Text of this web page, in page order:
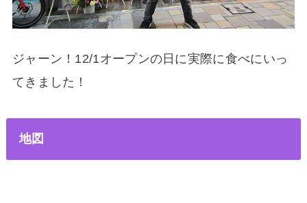
ジャーン！12/1オープンの日に実際に食べにいっ
てきました！
地図